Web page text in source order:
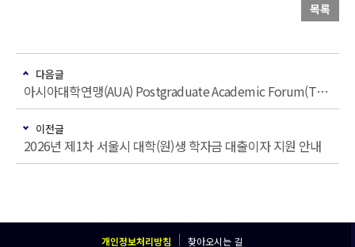
목록
다음글
아시아대학연맹(AUA) Postgraduate Academic Forum(THU) 참가 안내
이전글
2026년 제1차 서울시 대학(원)생 학자금 대출이자 지원 안내
개인정보처리방침 찾아오시는 길